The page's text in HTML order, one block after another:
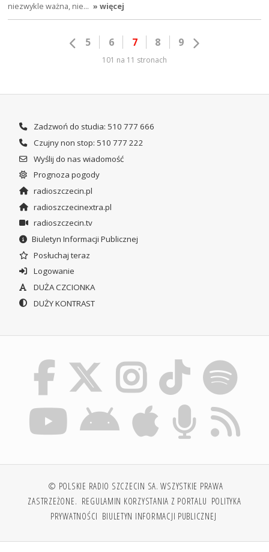
niezwykle ważna, nie… » więcej
5 6 7 8 9
101 na 11 stronach
Zadzwoń do studia: 510 777 666
Czujny non stop: 510 777 222
Wyślij do nas wiadomość
Prognoza pogody
radioszczecin.pl
radioszczecinextra.pl
radioszczecin.tv
Biuletyn Informacji Publicznej
Posłuchaj teraz
Logowanie
DUŻA CZCIONKA
DUŻY KONTRAST
© POLSKIE RADIO SZCZECIN SA. WSZYSTKIE PRAWA
ZASTRZEŻONE. REGULAMIN KORZYSTANIA Z PORTALU POLITYKA
PRYWATNOŚCI BIULETYN INFORMACJI PUBLICZNEJ